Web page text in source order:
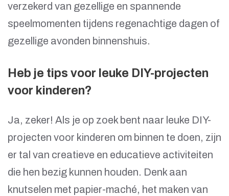
verzekerd van gezellige en spannende
speelmomenten tijdens regenachtige dagen of
gezellige avonden binnenshuis.
Heb je tips voor leuke DIY-projecten
voor kinderen?
Ja, zeker! Als je op zoek bent naar leuke DIY-
projecten voor kinderen om binnen te doen, zijn
er tal van creatieve en educatieve activiteiten
die hen bezig kunnen houden. Denk aan
knutselen met papier-maché, het maken van